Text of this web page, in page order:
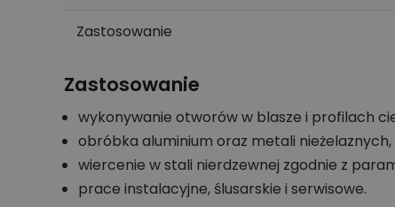
Zastosowanie
Zastosowanie
wykonywanie otworów w blasze i profilach
obróbka aluminium oraz metali nieżelaznych,
wiercenie w stali nierdzewnej zgodnie z
prace instalacyjne, ślusarskie i serwisowe.